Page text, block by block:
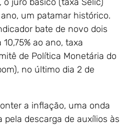
um patamar histórico.
bate de novo dois
ao ano, taxa
de Política Monetária do
no último dia 2 de
a inflação, uma onda
pela descarga de auxílios às